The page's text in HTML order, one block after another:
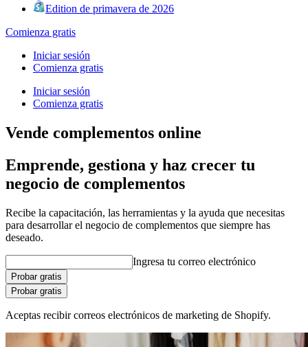
Edition de primavera de 2026
Comienza gratis
Iniciar sesión
Comienza gratis
Iniciar sesión
Comienza gratis
Vende complementos online
Emprende, gestiona y haz crecer tu
negocio de complementos
Recibe la capacitación, las herramientas y la ayuda que necesitas
para desarrollar el negocio de complementos que siempre has
deseado.
Ingresa tu correo electrónico
Probar gratis
Probar gratis
Aceptas recibir correos electrónicos de marketing de Shopify.